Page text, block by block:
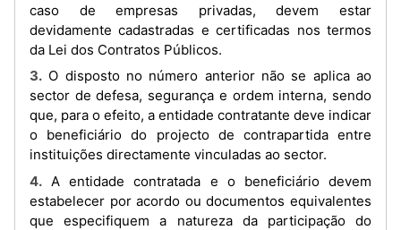
caso de empresas privadas, devem estar
devidamente cadastradas e certificadas nos termos
da Lei dos Contratos Públicos.
3. O disposto no número anterior não se aplica ao
sector de defesa, segurança e ordem interna, sendo
que, para o efeito, a entidade contratante deve indicar
o beneficiário do projecto de contrapartida entre
instituições directamente vinculadas ao sector.
4. A entidade contratada e o beneficiário devem
estabelecer por acordo ou documentos equivalentes
que especifiquem a natureza da participação do